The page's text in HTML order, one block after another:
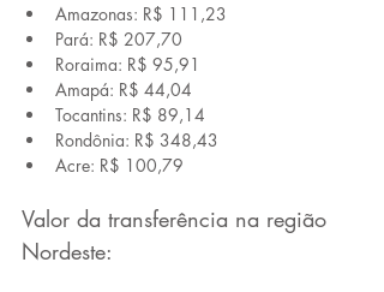
Amazonas: R$ 111,23
Pará: R$ 207,70
Roraima: R$ 95,91
Amapá: R$ 44,04
Tocantins: R$ 89,14
Rondônia: R$ 348,43
Acre: R$ 100,79
Valor da transferência na região
Nordeste: